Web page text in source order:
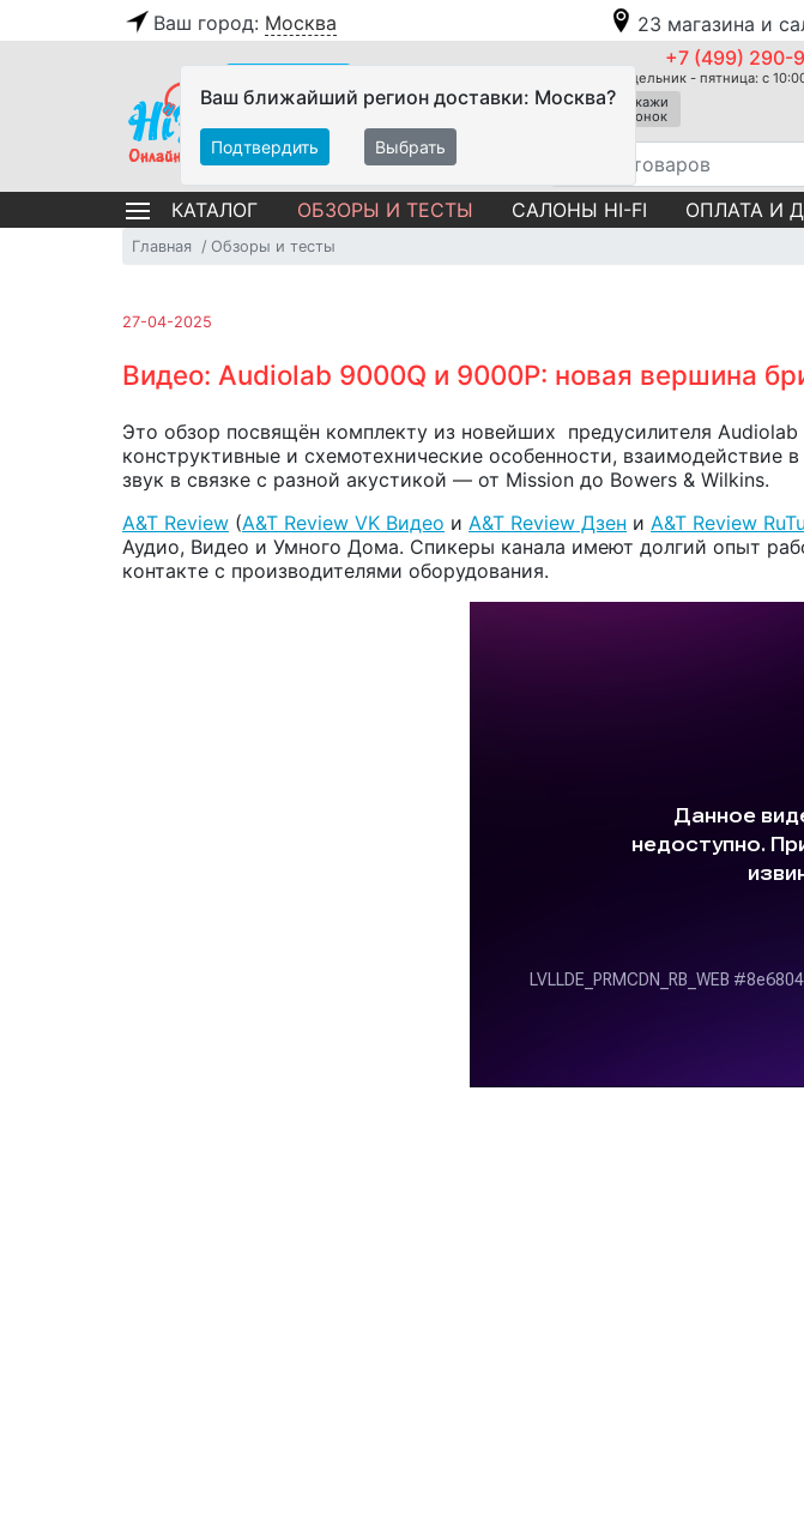
Ваш город: Москва 23 магазина и
Ваш ближайший регион доставки: Москва?
Подтвердить Выбрать
+7 (499) 290-
Понедельник - пятница: с
Закажи
звонок
КАТАЛОГ ОБЗОРЫ И ТЕСТЫ САЛОНЫ HI-FI ОПЛАТА И
Главная Обзоры и тесты
27-04-2025
Видео: Audiolab 9000Q и 9000P: новая вершина
Это обзор посвящён комплекту из новейших предусилителя
конструктивные и схемотехнические особенности,
звук в связке с разной акустикой — от Mission до Bowers & Wilkins.
A&T Review (A&T Review VK Видео и A&T Review Дзен и A&T Review
Аудио, Видео и Умного Дома. Спикеры канала имеют долгий опыт
контакте с производителями оборудования.